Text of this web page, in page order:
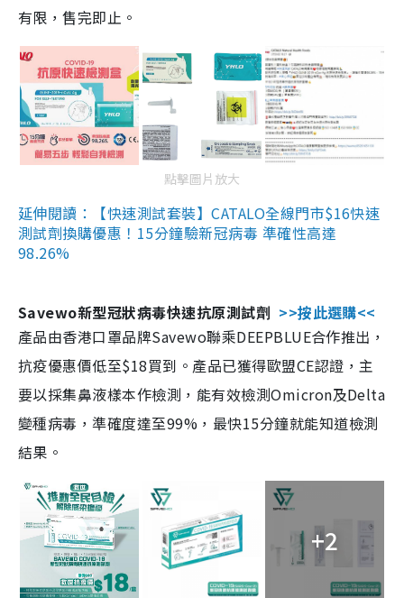
有限，售完即止。
點擊圖片放大
延伸閱讀：【快速測試套裝】CATALO全線門市$16快速
測試劑換購優惠！15分鐘驗新冠病毒 準確性高達
98.26%
Savewo新型冠狀病毒快速抗原測試劑 >>按此選購<<
產品由香港口罩品牌Savewo聯乘DEEPBLUE合作推出，
抗疫優惠價低至$18買到。產品已獲得歐盟CE認證，主
要以採集鼻液樣本作檢測，能有效檢測Omicron及Delta
變種病毒，準確度達至99%，最快15分鐘就能知道檢測
結果。
+2